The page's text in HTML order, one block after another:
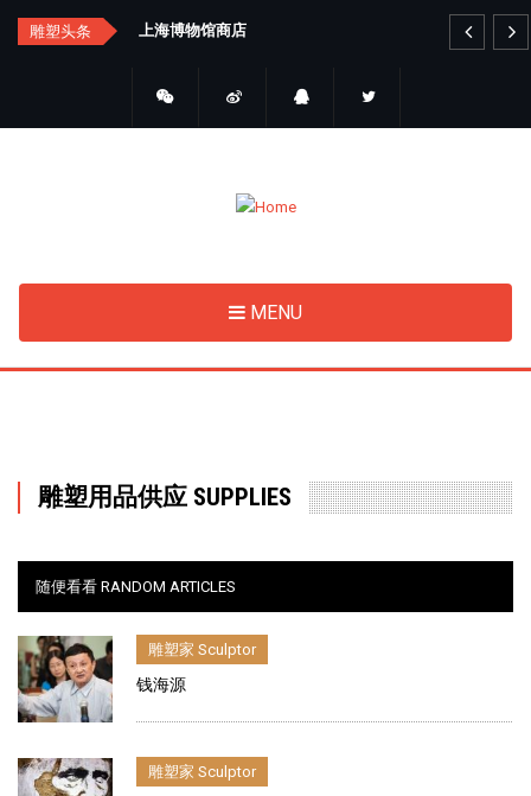
Skip
雕塑头条 上海博物馆商店
MENU
雕塑用品供应 SUPPLIES
随便看看 RANDOM ARTICLES
雕塑家 Sculptor
钱海源
雕塑家 Sculptor